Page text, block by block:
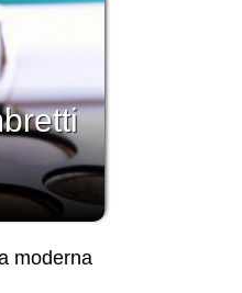
moderna